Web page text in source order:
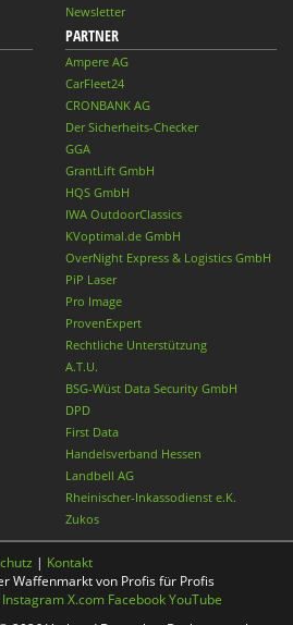
Newsletter
PARTNER
Ampere AG
CarFleet24
CRONBANK AG
Der Sicherheits-Checker
GGA
GrantLift GmbH
HQS GmbH
IWA OutdoorClassics
KVoptimal.de GmbH
OverNight Express & Logistics GmbH
PiP Laser
Pro Image
ProvenExpert
Rechtliche Unterstützung
A.T.U.
BSG-Wüst Data Security GmbH
DPD
First Data
Handelsverband Hessen
Landbell AG
Rheinischer-Inkassodienst e.K.
Zukos
| Kontakt
Waffenmarkt von Profis für Profis
InstagramX.com FacebookYouTube